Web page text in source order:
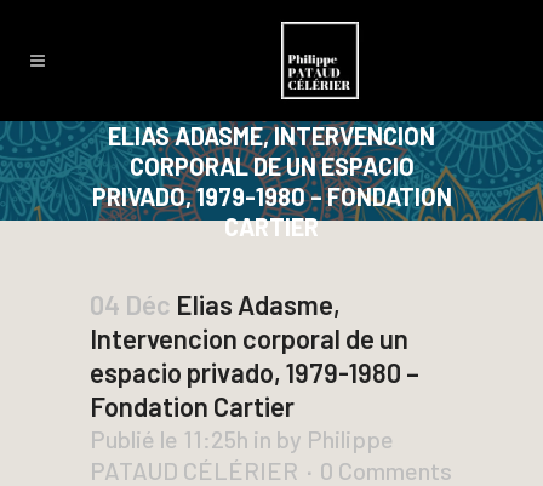
ELIAS ADASME, INTERVENCION
CORPORAL DE UN ESPACIO
PRIVADO, 1979-1980 – FONDATION
CARTIER
04 Déc Elias Adasme,
Intervencion corporal de un
espacio privado, 1979-1980 –
Fondation Cartier
Publié le 11:25h in by Philippe
PATAUD CÉLÉRIER
0 Comments